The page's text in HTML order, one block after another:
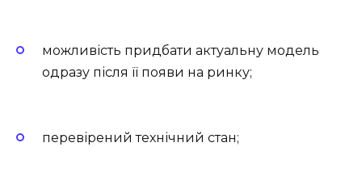
можливість придбати актуальну модель
одразу після її появи на ринку;
перевірений технічний стан;